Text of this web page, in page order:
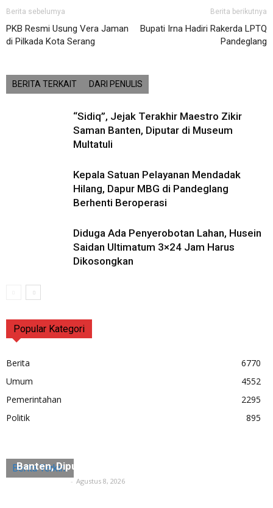
Berita sebelumya
PKB Resmi Usung Vera Jaman
di Pilkada Kota Serang
Berita berikutnya
Bupati Irna Hadiri Rakerda LPTQ
Pandeglang
BERITA TERKAIT DARI PENULIS
“Sidiq”, Jejak Terakhir Maestro Zikir
Saman Banten, Diputar di Museum
Multatuli
Kepala Satuan Pelayanan Mendadak
Hilang, Dapur MBG di Pandeglang
Berhenti Beroperasi
Diduga Ada Penyerobotan Lahan, Husein
Saidan Ultimatum 3×24 Jam Harus
Dikosongkan
Popular Kategori
Berita
6770
Umum
4552
Pemerintahan
2295
Politik
895
Berita Terkini
Banten, Diputar di Museum Multatuli
- Agustus 8, 2026